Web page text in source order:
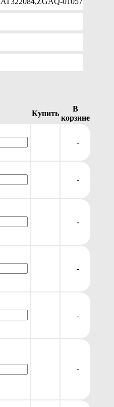
Купить
В
корзине
-
-
-
-
-
-